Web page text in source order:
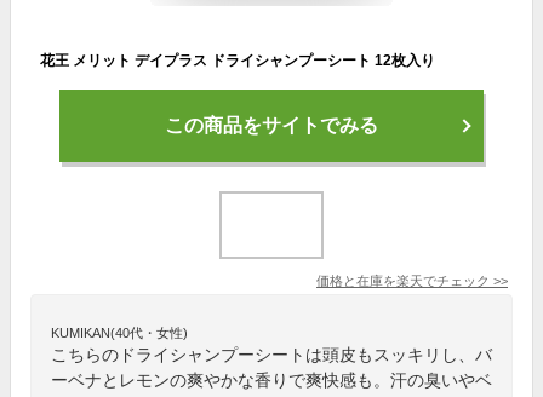
花王 メリット デイプラス ドライシャンプーシート 12枚入り
この商品をサイトでみる
価格と在庫を楽天でチェック >>
KUMIKAN(40代・女性)
こちらのドライシャンプーシートは頭皮もスッキリし、バ
ーベナとレモンの爽やかな香りで爽快感も。汗の臭いやベ